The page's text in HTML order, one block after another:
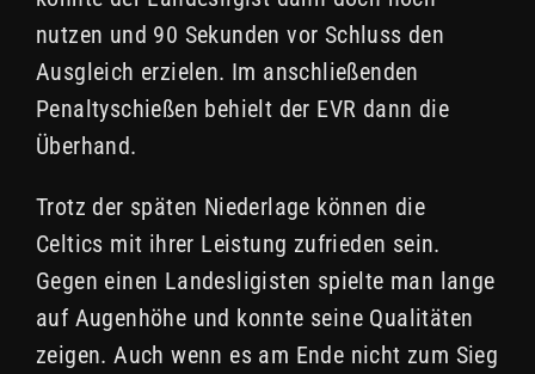
nutzen und 90 Sekunden vor Schluss den
Ausgleich erzielen. Im anschließenden
Penaltyschießen behielt der EVR dann die
Überhand.
Trotz der späten Niederlage können die
Celtics mit ihrer Leistung zufrieden sein.
Gegen einen Landesligisten spielte man lange
auf Augenhöhe und konnte seine Qualitäten
zeigen. Auch wenn es am Ende nicht zum Sieg